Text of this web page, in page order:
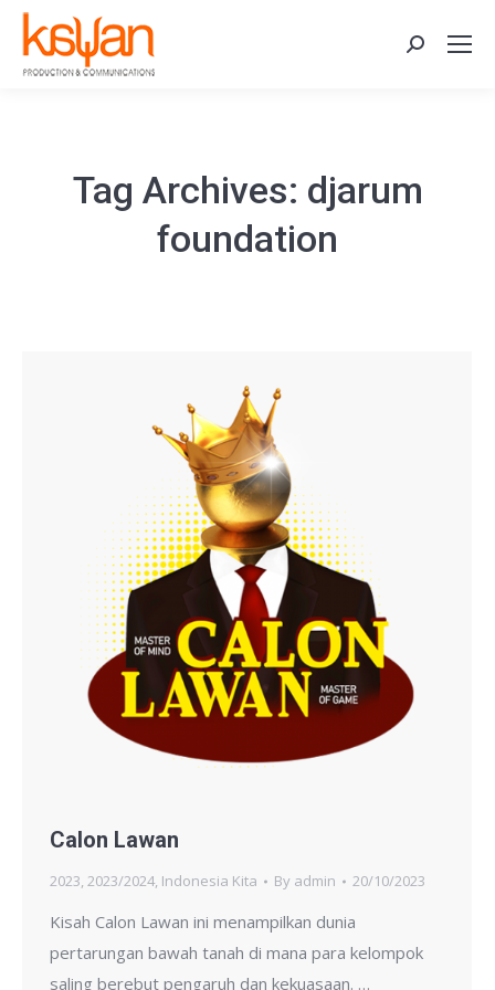
Search:
Tag Archives: djarum
foundation
Calon Lawan
2023, 2023/2024, Indonesia Kita By admin 20/10/2023
Kisah Calon Lawan ini menampilkan dunia
pertarungan bawah tanah di mana para kelompok
saling berebut pengaruh dan kekuasaan. …